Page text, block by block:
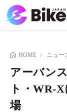
HOME ニュー
アーバン
ト・WR-
場